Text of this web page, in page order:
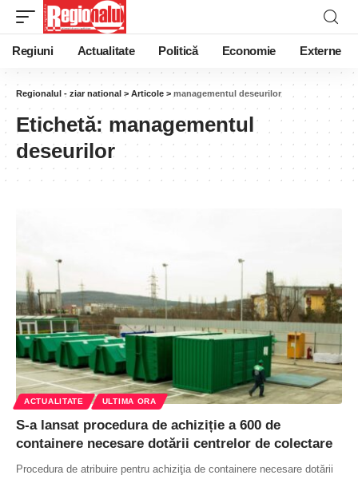
Regiuni Actualitate Politică Economie Externe
Regionalul - ziar national > Articole > managementul deseurilor
Etichetă: managementul
deseurilor
ACTUALITATE ULTIMA ORA
S-a lansat procedura de achiziție a 600 de
containere necesare dotării centrelor de colectare
Procedura de atribuire pentru achiziţia de containere necesare dotării